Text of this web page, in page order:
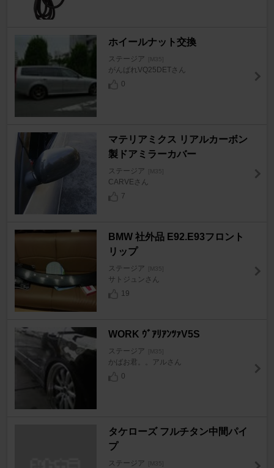
ホイールナット交換
ステージア [M35]
がんばれVQ25DETさん
0
マテリアミクス リアルカーボン
製ドアミラーカバー
ステージア [M35]
CARVEさん
7
BMW 社外品 E92.E93フロント
リップ
ステージア [M35]
サトジュンさん
19
WORK ｳﾞｱﾘｱﾝﾂｧV5S
ステージア [M35]
かばお君。。アルさん
0
タケローズ フルチタン中間パイ
プ
ステージア [M35]